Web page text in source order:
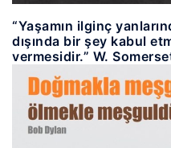
“Yaşamın ilginç
dışında bir şey kabul
vermesidir.” W.